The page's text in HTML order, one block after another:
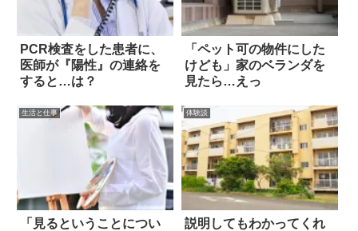
PCR検査をした患者に、
医師が『陽性』の連絡を
すると…は？
「ペット可の物件にした
けども」家のベランダを
見たら…えっ
生活と仕事
「見るということについ
体験談
説明してもわかってくれ